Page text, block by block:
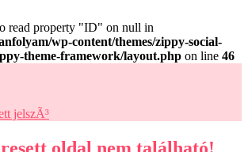
read property "ID" on null in
wp-content/themes/zippy-social-
theme-framework/layout.php on line 46
jelszÃ³